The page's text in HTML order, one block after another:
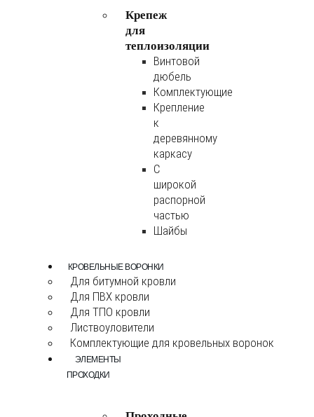
Крепеж
для
теплоизоляции
Винтовой
дюбель
Комплектующие
Крепление
к
деревянному
каркасу
С
широкой
распорной
частью
Шайбы
КРОВЕЛЬНЫЕ ВОРОНКИ
Для битумной кровли
Для ПВХ кровли
Для ТПО кровли
Листвоуловители
Комплектующие для кровельных воронок
ЭЛЕМЕНТЫ
ПРОХОДКИ